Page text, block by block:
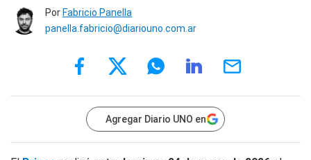
Por Fabricio Panella
panella.fabricio@diariouno.com.ar
Agregar Diario UNO en